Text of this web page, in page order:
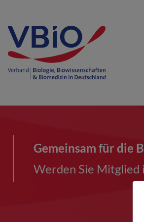
Gemeinsam für die
Werden Sie Mitglied